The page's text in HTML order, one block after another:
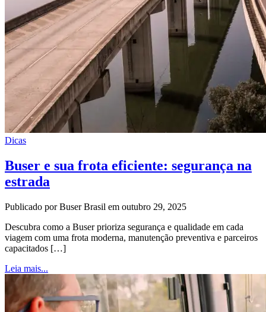
Dicas
Buser e sua frota eficiente: segurança na
estrada
Publicado por Buser Brasil em outubro 29, 2025
Descubra como a Buser prioriza segurança e qualidade em cada
viagem com uma frota moderna, manutenção preventiva e parceiros
capacitados […]
Leia mais...